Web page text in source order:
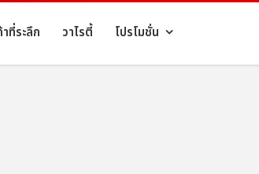
ที่ระลึก วาไรตี้ โปรโมชั่น